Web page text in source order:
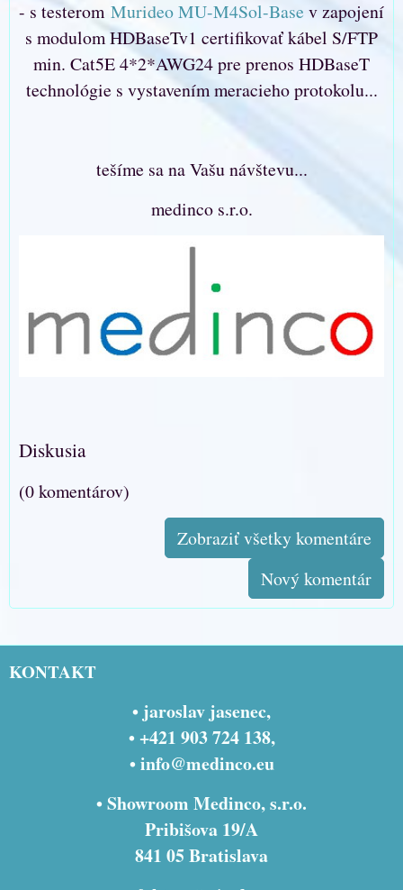
- s testerom Murideo MU-M4Sol-Base v zapojení
s modulom HDBaseTv1 certifikovať kábel S/FTP
min. Cat5E 4*2*AWG24 pre prenos HDBaseT
technológie s vystavením meracieho protokolu...
tešíme sa na Vašu návštevu...
medinco s.r.o.
Diskusia
(0 komentárov)
Zobraziť všetky komentáre
Nový komentár
KONTAKT
• jaroslav jasenec,
• +421 903 724 138,
•info@medinco.eu
• Showroom Medinco, s.r.o.
Pribišova 19/A
841 05 Bratislava